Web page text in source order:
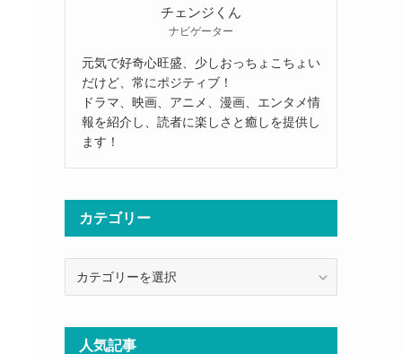
チェンジくん
ナビゲーター
元気で好奇心旺盛、少しおっちょこちょい
だけど、常にポジティブ！
ドラマ、映画、アニメ、漫画、エンタメ情
報を紹介し、読者に楽しさと癒しを提供し
ます！
カテゴリー
リ
人気記事